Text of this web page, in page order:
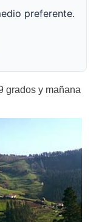
preferente.
grados y mañana